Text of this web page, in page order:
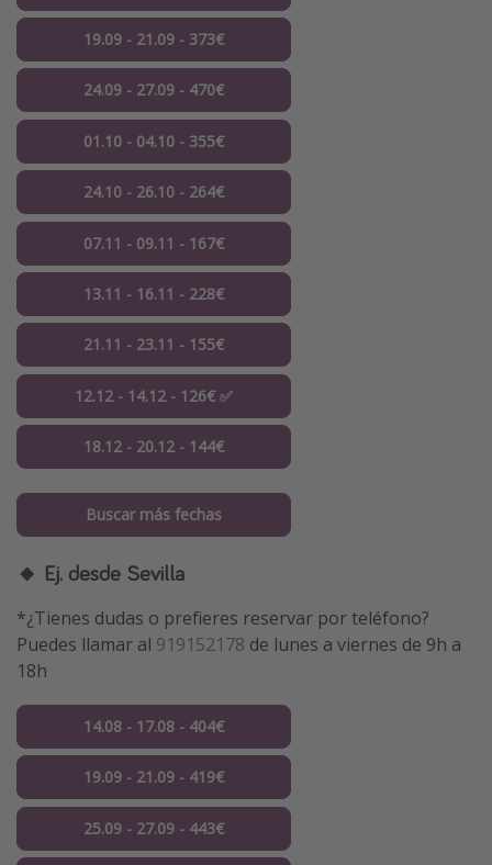
19.09 - 21.09 - 373€
24.09 - 27.09 - 470€
01.10 - 04.10 - 355€
24.10 - 26.10 - 264€
07.11 - 09.11 - 167€
13.11 - 16.11 - 228€
21.11 - 23.11 - 155€
12.12 - 14.12 - 126€ ✅
18.12 - 20.12 - 144€
Buscar más fechas
🔸 Ej. desde Sevilla
*¿Tienes dudas o prefieres reservar por teléfono?
Puedes llamar al 919152178 de lunes a viernes de 9h a
18h
14.08 - 17.08 - 404€
19.09 - 21.09 - 419€
25.09 - 27.09 - 443€